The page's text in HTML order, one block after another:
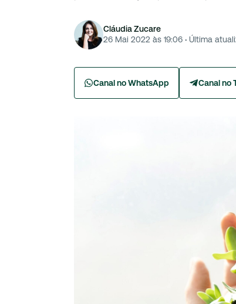
Cláudia Zucare
26 Mai 2022 às 19:06 · Última
Canal no WhatsApp Canal no